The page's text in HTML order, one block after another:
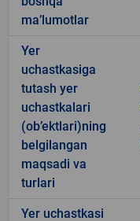
ma’lumotlar
Yer
uchastkasiga
tutash yer
uchastkalari
(ob’ektlari)ning
belgilangan
maqsadi va
turlari
Yer uchastkasi